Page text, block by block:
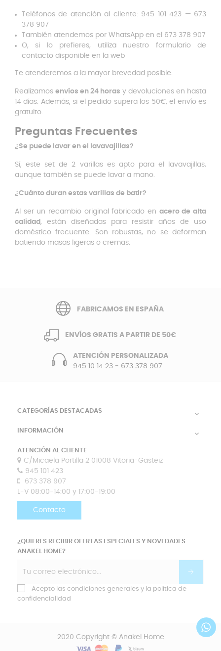
Teléfonos de atención al cliente: 945 101 423 — 673
378 907
También atendemos por WhatsApp en el 673 378 907
O, si lo prefieres, utiliza nuestro formulario de
contacto disponible en la web
Te atenderemos a la mayor brevedad posible.
Realizamos envíos en 24 horas y devoluciones en hasta
14 días. Además, si el pedido supera los 50€, el envío es
gratuito.
Preguntas Frecuentes
¿Se puede lavar en el lavavajillas?
Sí, este set de 2 varillas es apto para el lavavajillas,
aunque también se puede lavar a mano.
¿Cuánto duran estas varillas de batir?
Al ser un recambio original fabricado en acero de alta
calidad, están diseñadas para resistir años de uso
doméstico frecuente. Son robustas, no se deforman
batiendo masas ligeras o cremas.
FABRICAMOS EN ESPAÑA
ENVÍOS GRATIS A PARTIR DE 50€
ATENCIÓN PERSONALIZADA
945 10 14 23- 673 378 907
CATEGORÍAS DESTACADAS 
INFORMACIÓN 
ATENCIÓN AL CLIENTE
C/Micaela Portilla 2 01008 Vitoria-Gasteiz
945 101 423
673 378 907
L-V 08:00-14:00 y 17:00-19:00
Contacto
¿QUIERES RECIBIR OFERTAS ESPECIALES Y NOVEDADES
ANAKEL HOME?
Acepto las condiciones generales y la política de
confidencialidad
2020 Copyright © Anakel Home